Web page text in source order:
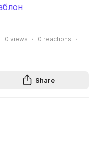
0 views 0 reactions
Share